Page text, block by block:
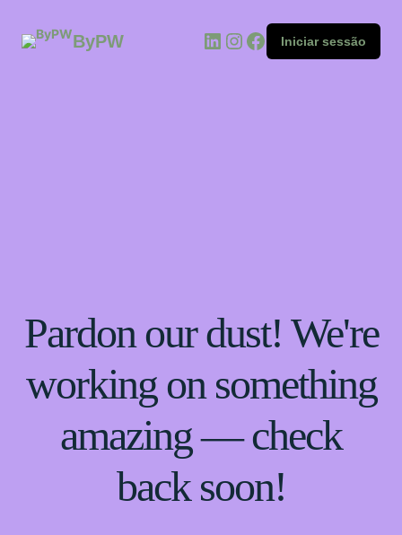
ByPW Iniciar sessão
Pardon our dust! We're
working on something
amazing — check
back soon!